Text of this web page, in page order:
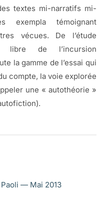
textes mi-narratifs mi-
exempla témoignant
vécues. De l’étude
de l’incursion
la gamme de l’essai qui
compte, la voie explorée
une « autothéorie »
— Mai 2013